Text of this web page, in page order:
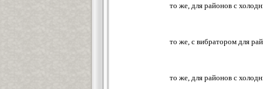
то же, для районов с
то же, с вибратором для
то же, для районов с